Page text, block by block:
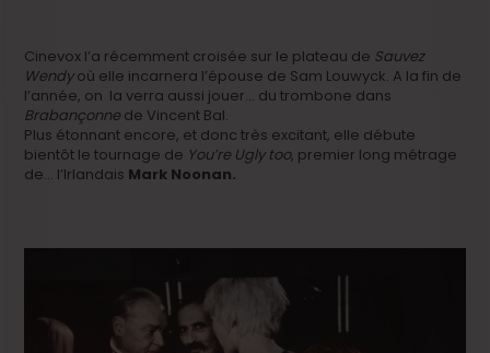
Cinevox l’a récemment croisée sur le plateau de Sauvez
Wendyoù elle incarnera l’épouse de Sam Louwyck. A la fin de
l’année, on la verra aussi jouer… du trombone dans
Brabançonne de Vincent Bal.
Plus étonnant encore, et donc très excitant, elle débute
bientôt le tournage de You’re Ugly too, premier long métrage
de… l’Irlandais Mark Noonan.